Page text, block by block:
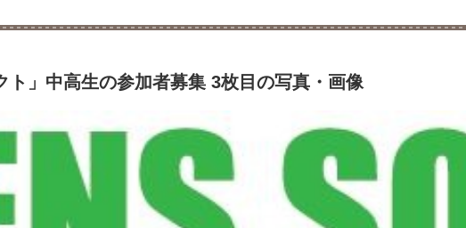
ト」中高生の参加者募集 3枚目の写真・画像